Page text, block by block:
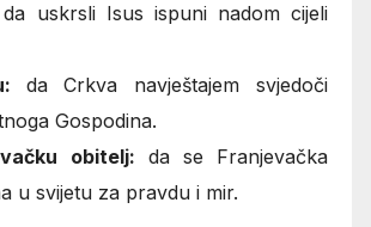
da uskrsli Isus ispuni nadom cijeli
da Crkva navještajem svjedoči
Gospodina.
obitelj: da se Franjevačka
u svijetu za pravdu i mir.